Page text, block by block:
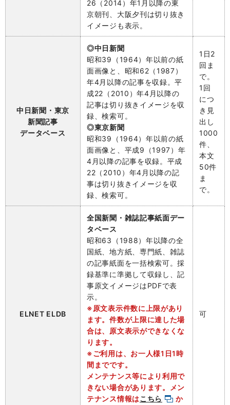
26（2014）年1月以降の東
京朝刊、大阪夕刊は切り抜き
イメージも表示。
中日新聞・東京
新聞記事
データベース
◎中日新聞
昭和39（1964）年以前の紙
面画像と、昭和62（1987）
年4月以降の記事を収録。平
成22（2010）年4月以降の
記事は切り抜きイメージを収
録、検索可。
◎東京新聞
昭和39（1964）年以前の紙
面画像と、平成9（1997）年
4月以降の記事を収録。平成
22（2010）年4月以降の記
事は切り抜きイメージを収
録、検索可。
1日2
回ま
で。
1回
につ
き 見
出し
1000
件、
本文
50件
ま
で。
ELNET ELDB
全国新聞・雑誌記事紙面デー
タベース
昭和63（1988）年以降の全
国紙、地方紙、専門紙、雑誌
の記事紙面を一括検索可。採
録基準に準拠して収録し、記
事原文イメージはPDFで表
示。
※原文表示件数に上限があり
ます。件数が上限に達した場
合は、原文表示ができなくな
ります。
※ご利用は、お一人様1日1時
間までです。
メンテナンス等により利用で
きない場合があります。メン
テナンス情報はこちら
か
可